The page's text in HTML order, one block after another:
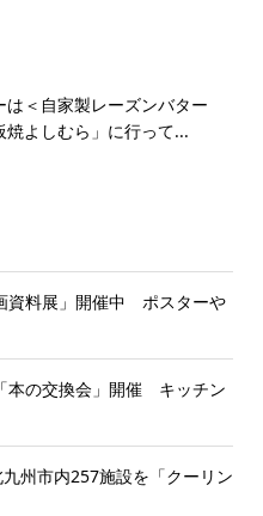
は＜自家製レーズンバター
よしむら」に行って...
資料展」開催中 ポスターや
本の交換会」開催 キッチン
州市内257施設を「クーリン